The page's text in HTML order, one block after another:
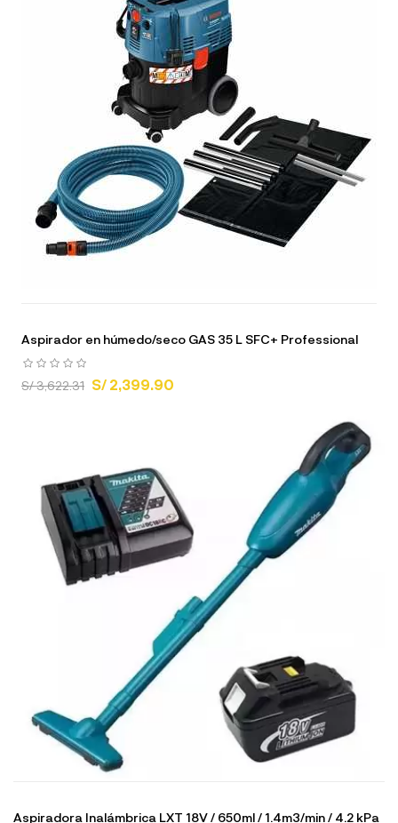
Aspirador en húmedo/seco GAS 35 L SFC+ Professional
S/ 3,622.31 S/ 2,399.90
Aspiradora Inalámbrica LXT 18V / 650ml / 1.4m3/min / 4.2 kPa